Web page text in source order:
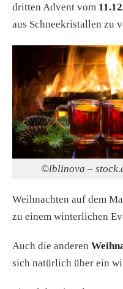
dritten Advent vom
aus Schneekristallen zu
©lblinova –
Weihnachten auf dem
zu einem winterlichen
Auch die anderen
sich natürlich über ein